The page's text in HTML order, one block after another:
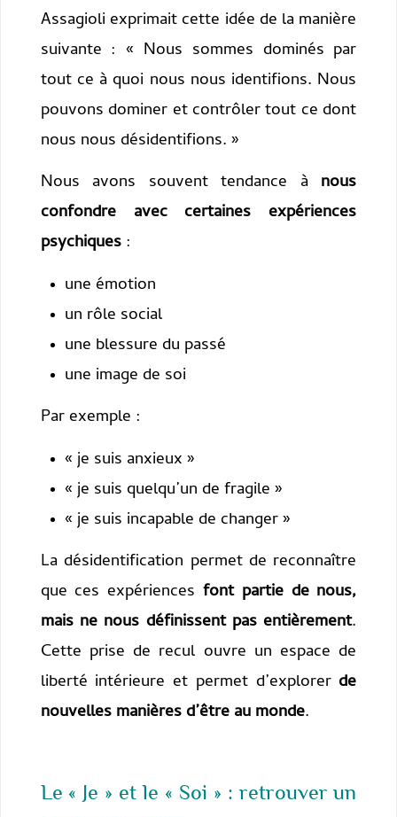
Assagioli exprimait cette idée de la manière
suivante : « Nous sommes dominés par
tout ce à quoi nous nous identifions. Nous
pouvons dominer et contrôler tout ce dont
nous nous désidentifions. »
Nous avons souvent tendance à nous
confondre avec certaines expériences
psychiques:
une émotion
un rôle social
une blessure du passé
une image de soi
Par exemple :
« je suis anxieux »
« je suis quelqu’un de fragile »
« je suis incapable de changer »
La désidentification permet de reconnaître
que ces expériences font partie de nous,
mais ne nous définissent pas entièrement.
Cette prise de recul ouvre un espace de
liberté intérieure et permet d’explorer de
nouvelles manières d’être au monde.
Le « Je » et le « Soi » : retrouver un